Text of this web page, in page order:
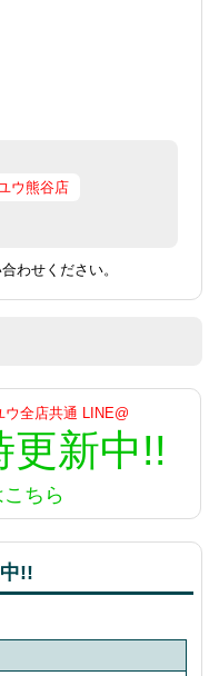
ウ熊谷店
わせください。
更新中!!
ちら
!!